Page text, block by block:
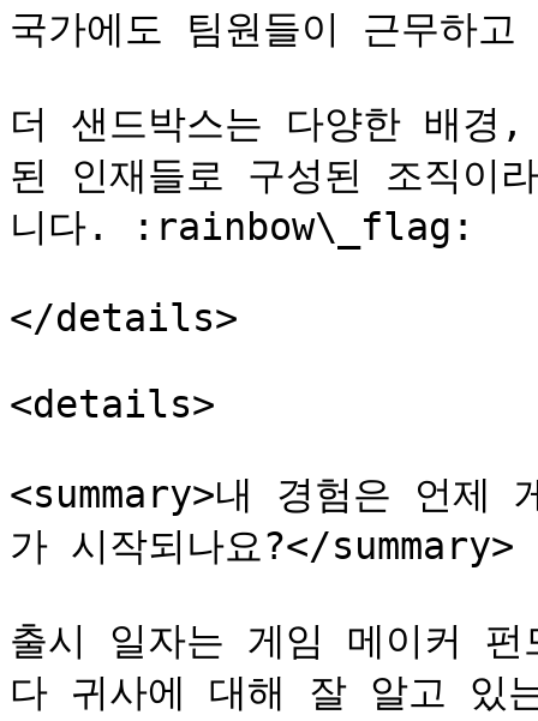
국가에도 팀원들이 근무하
더 샌드박스는 다양한 배
된 인재들로 구성된 조직이
니다. :rainbow\_flag:
</details>
<details>
<summary>내 경험은 언제
가 시작되나요?</summary>
출시 일자는 게임 메이커
다 귀사에 대해 잘 알고 있